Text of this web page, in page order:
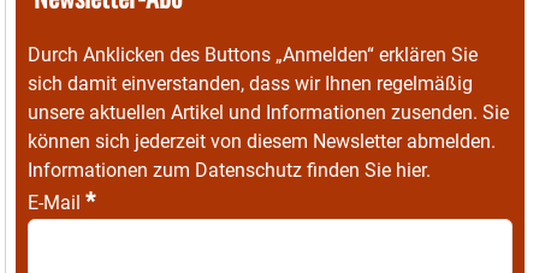
Durch Anklicken des Buttons „Anmelden“ erklären Sie
sich damit einverstanden, dass wir Ihnen regelmäßig
unsere aktuellen Artikel und Informationen zusenden. Sie
können sich jederzeit von diesem Newsletter abmelden.
Informationen zum Datenschutz finden Sie hier.
E-Mail *